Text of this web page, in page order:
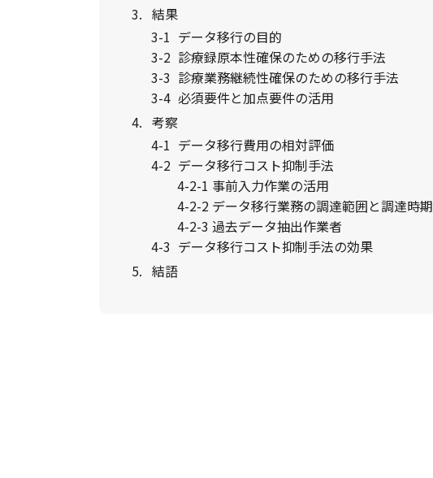
結果
データ移行の目的
診療録原本性確保のための移行手法
診療業務継続性確保のための移行手法
必須要件と加点要件の活用
考察
データ移行費用の相対評価
データ移行コスト抑制手法
事前入力作業の活用
データ移行業務の調達範囲と調達時期
過去データ抽出作業者
データ移行コスト抑制手法の効果
結語